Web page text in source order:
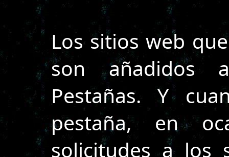
Los sitios web
son añadidos
Pestañas. Y
pestaña, en
solicitudes a los